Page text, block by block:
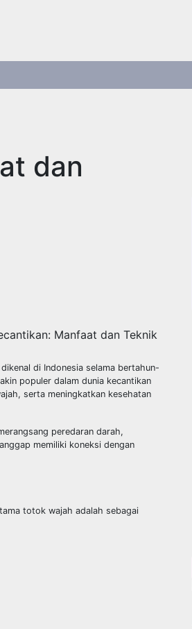
dan
Manfaat dan Teknik
di Indonesia selama bertahun-
populer dalam dunia kecantikan
serta meningkatkan kesehatan
peredaran darah,
memiliki koneksi dengan
totok wajah adalah sebagai